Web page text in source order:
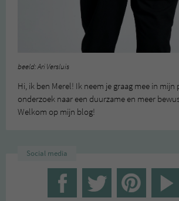
beeld: Ari Versluis
Hi, ik ben Merel! Ik neem je graag mee in
onderzoek naar een duurzame en meer
Welkom op mijn blog!
Social media